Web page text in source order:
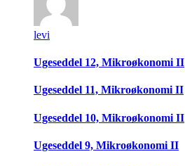
levi
Ugeseddel 12, Mikroøkonomi II
Ugeseddel 11, Mikroøkonomi II
Ugeseddel 10, Mikroøkonomi II
Ugeseddel 9, Mikroøkonomi II